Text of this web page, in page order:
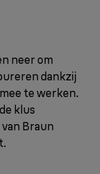
neer om
dankzij
te werken.
klus
Braun